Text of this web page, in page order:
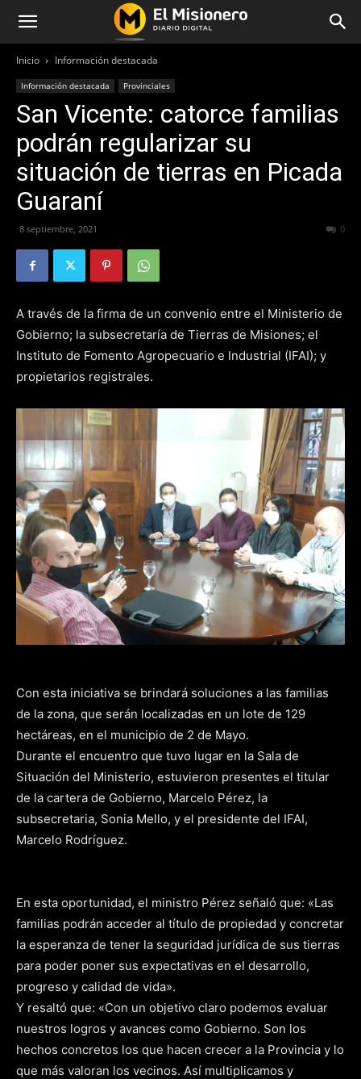
Inicio Información destacada
Información destacada Provinciales
San Vicente: catorce familias
podrán regularizar su
situación de tierras en Picada
Guaraní
8 septiembre, 2021 0
A través de la firma de un convenio entre el Ministerio de
Gobierno; la subsecretaría de Tierras de Misiones; el
Instituto de Fomento Agropecuario e Industrial (IFAI); y
propietarios registrales.
Con esta iniciativa se brindará soluciones a las familias
de la zona, que serán localizadas en un lote de 129
hectáreas, en el municipio de 2 de Mayo.
Durante el encuentro que tuvo lugar en la Sala de
Situación del Ministerio, estuvieron presentes el titular
de la cartera de Gobierno, Marcelo Pérez, la
subsecretaria, Sonia Mello, y el presidente del IFAI,
Marcelo Rodríguez.
En esta oportunidad, el ministro Pérez señaló que: «Las
familias podrán acceder al título de propiedad y concretar
la esperanza de tener la seguridad jurídica de sus tierras
para poder poner sus expectativas en el desarrollo,
progreso y calidad de vida».
Y resaltó que: «Con un objetivo claro podemos evaluar
nuestros logros y avances como Gobierno. Son los
hechos concretos los que hacen crecer a la Provincia y lo
que más valoran los vecinos. Así multiplicamos y